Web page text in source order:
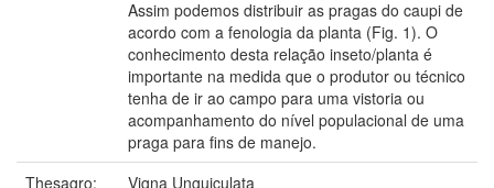
Assim podemos distribuir as pragas do caupi de
acordo com a fenologia da planta (Fig. 1). O
conhecimento desta relação inseto/planta é
importante na medida que o produtor ou técnico
tenha de ir ao campo para uma vistoria ou
acompanhamento do nível populacional de uma
praga para fins de manejo.
Thesagro:
Vigna Unguiculata